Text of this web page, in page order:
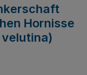
Hornisse
velutina)